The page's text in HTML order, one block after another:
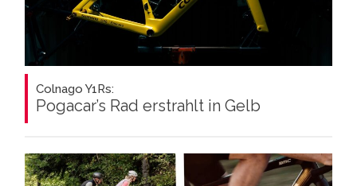
Colnago Y1Rs:
Pogacar’s Rad erstrahlt in Gelb